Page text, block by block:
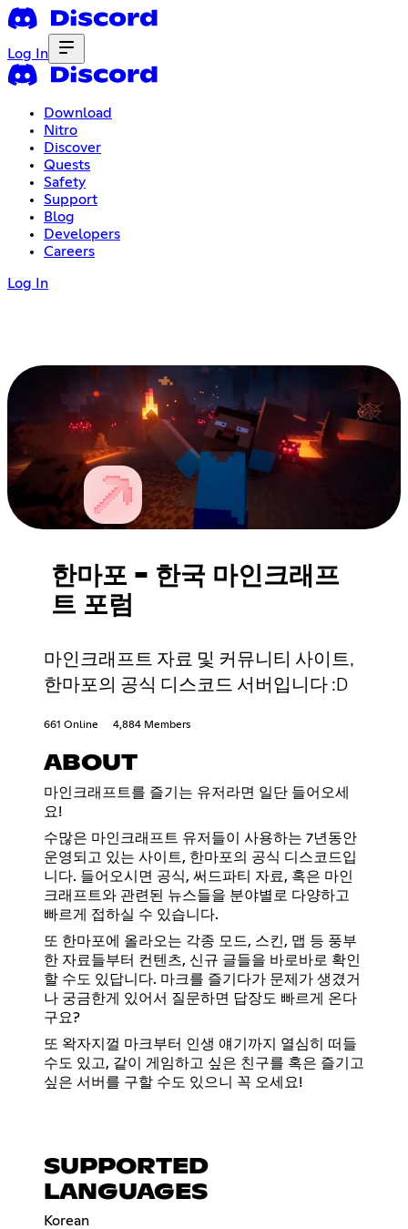
Log In
Download
Nitro
Discover
Quests
Safety
Support
Blog
Developers
Careers
Log In
한마포 - 한국 마인크래프
트 포럼
마인크래프트 자료 및 커뮤니티 사이트,
한마포의 공식 디스코드 서버입니다 :D
661 Online 4,884 Members
ABOUT
마인크래프트를 즐기는 유저라면 일단 들어오세
요!
수많은 마인크래프트 유저들이 사용하는 7년동안
운영되고 있는 사이트, 한마포의 공식 디스코드입
니다. 들어오시면 공식, 써드파티 자료, 혹은 마인
크래프트와 관련된 뉴스들을 분야별로 다양하고
빠르게 접하실 수 있습니다.
또 한마포에 올라오는 각종 모드, 스킨, 맵 등 풍부
한 자료들부터 컨텐츠, 신규 글들을 바로바로 확인
할 수도 있답니다. 마크를 즐기다가 문제가 생겼거
나 궁금한게 있어서 질문하면 답장도 빠르게 온다
구요?
또 왁자지껄 마크부터 인생 얘기까지 열심히 떠들
수도 있고, 같이 게임하고 싶은 친구를 혹은 즐기고
싶은 서버를 구할 수도 있으니 꼭 오세요!
SUPPORTED
LANGUAGES
Korean